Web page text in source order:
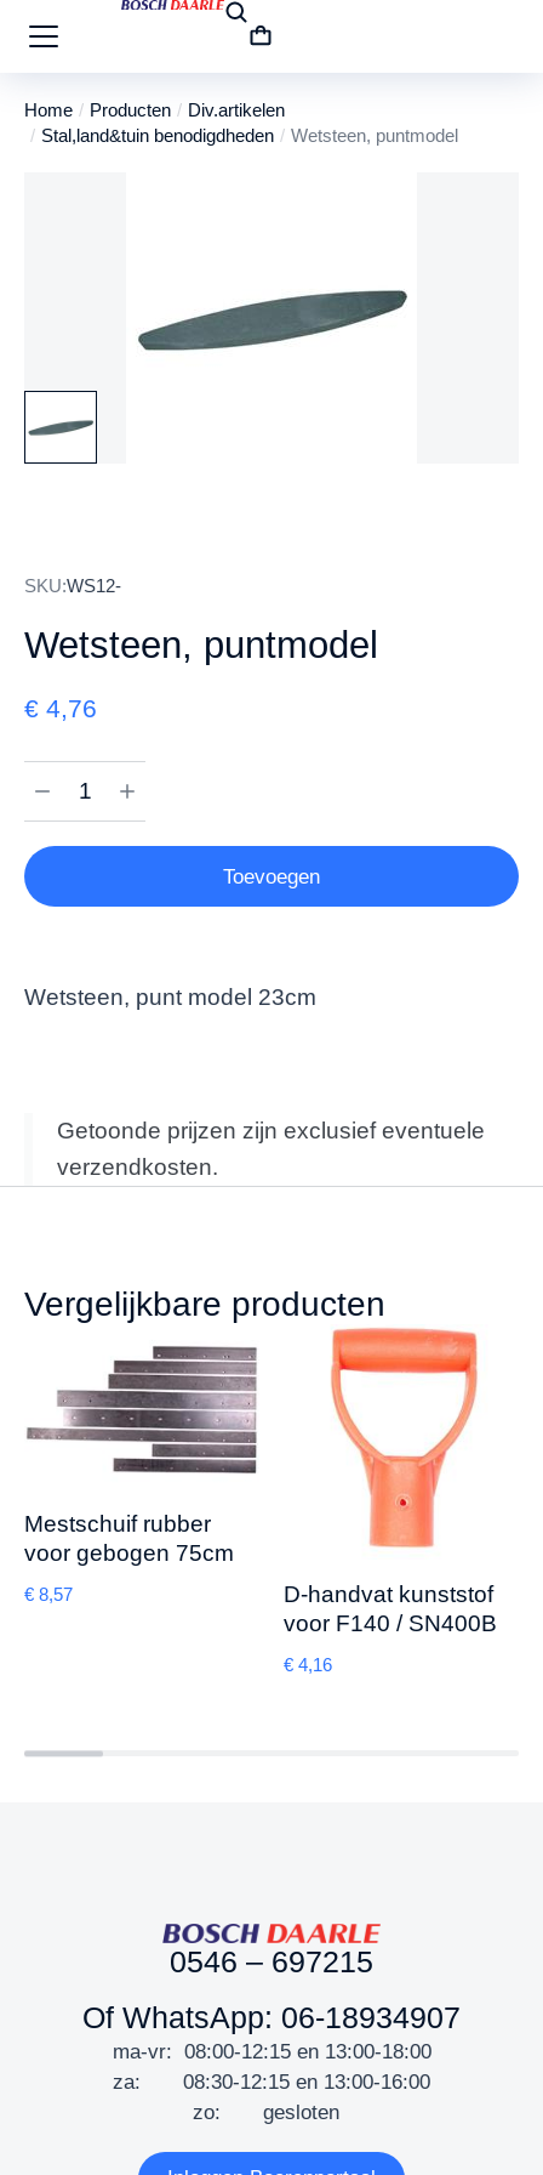
Je bent hier:
Home Producten
Div.artikelen
Stal,land&tuin benodigdheden
Wetsteen, puntmodel
SKU:WS12-
Wetsteen, puntmodel
€ 4,76
Toevoegen
Wetsteen, punt model 23cm
Getoonde prijzen zijn exclusief eventuele
verzendkosten.
Vergelijkbare producten
Mestschuif rubber
voor gebogen 75cm
€ 8,57
D-handvat kunststof
voor F140 / SN400B
€ 4,16
0546 – 697215
Of WhatsApp: 06-18934907
ma-vr: 08:00-12:15 en 13:00-18:00
za: 08:30-12:15 en 13:00-16:00
zo: gesloten